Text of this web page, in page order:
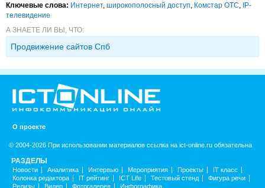
Ключевые слова: Интернет, широкополосный доступ Комстар ОТС IP-
телевидение
А ЗНАЕТЕ ЛИ ВЫ, ЧТО:
Продвижение сайтов Спб
О проекте
© 2004-2026 При использовании материалов ссылка на ict-online.ru обязательна
РАЗДЕЛЫ
Новости Аналитика Интервью Мероприятия Проекты
IT класс
Колонка редактора
IT рейтинг ICT Life Тестовый стенд
Фигура речи
Релизы
Видео Фотогалерея Инфографика